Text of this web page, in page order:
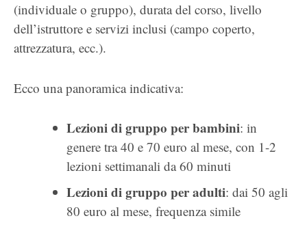
(individuale o gruppo), durata del corso, livello
dell’istruttore e servizi inclusi (campo coperto,
attrezzatura, ecc.).
Ecco una panoramica indicativa:
Lezioni di gruppo per bambini: in
genere tra 40 e 70 euro al mese, con 1-2
lezioni settimanali da 60 minuti
Lezioni di gruppo per adulti: dai 50 agli
80 euro al mese, frequenza simile